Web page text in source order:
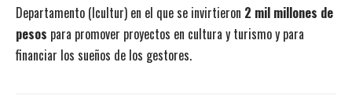
Departamento (Icultur) en el que se invirtieron 2 mil millones de
pesos para promover proyectos en cultura y turismo y para
financiar los sueños de los gestores.